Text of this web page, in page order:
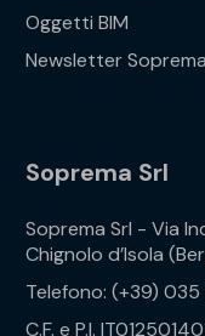
Oggetti BIM
Newsletter Soprema
Soprema Srl
Soprema Srl - Via
Chignolo d’Isola
Telefono: (+39) 035
C.F. e P.I.